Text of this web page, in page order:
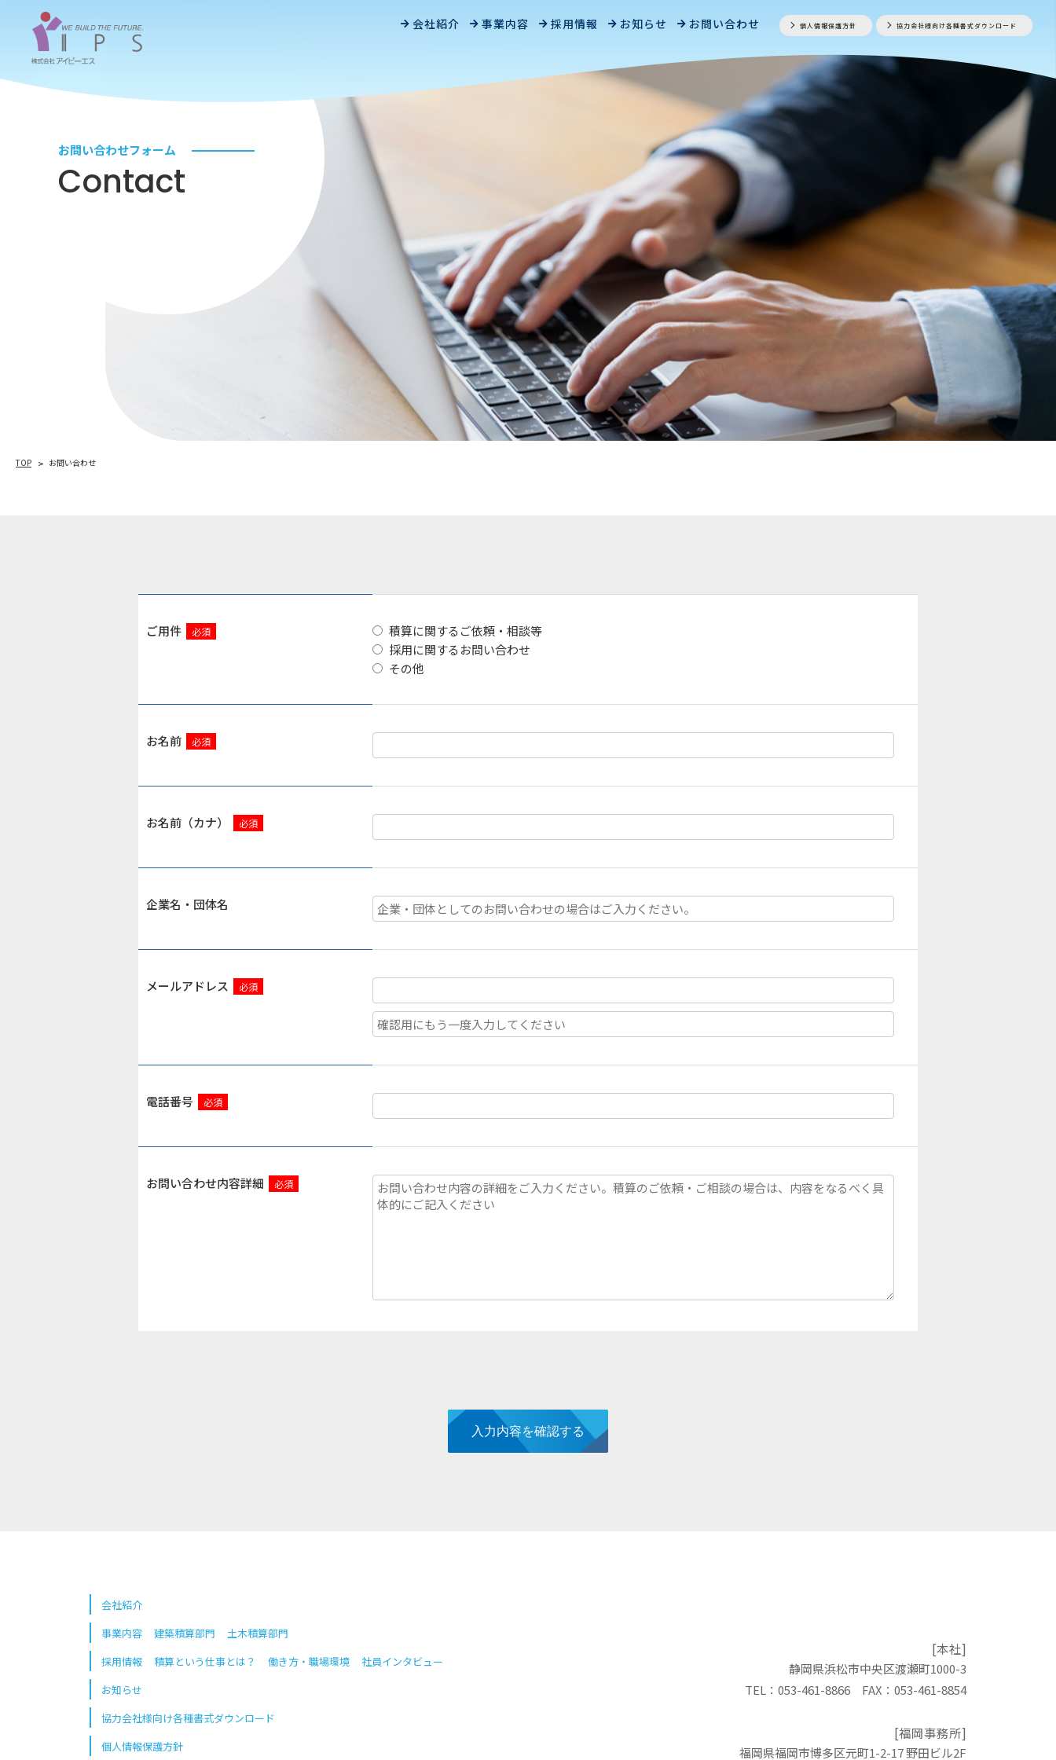
会社紹介 事業内容 採用情報 お知らせ お問い合わせ 個人情報保護方針 協力会社様向け各種書式ダウンロード
お問い合わせフォーム
Contact
TOP お問い合わせ
ご用件 必須
積算に関するご依頼・相談等
採用に関するお問い合わせ
その他
お名前 必須
お名前（カナ） 必須
企業名・団体名
メールアドレス 必須
電話番号 必須
お問い合わせ内容詳細 必須
会社紹介
事業内容
建築積算部門
土木積算部門
採用情報
積算という仕事とは？ 働き方・職場環境
社員インタビュー
お知らせ
協力会社様向け各種書式ダウンロード
個人情報保護方針
[本社]
静岡県浜松市中央区渡瀬町1000-3
TEL：053-461-8866 FAX：053-461-8854
[福岡事務所]
福岡県福岡市博多区元町1-2-17 野田ビル2F